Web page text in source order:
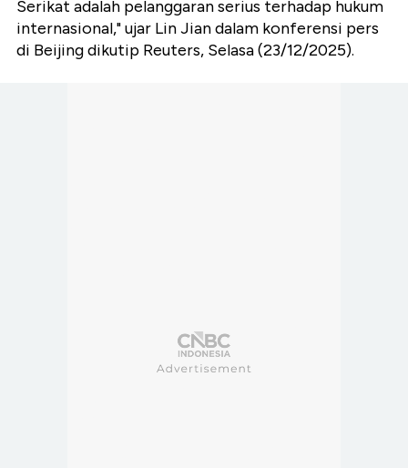
Serikat adalah pelanggaran serius terhadap hukum
internasional," ujar Lin Jian dalam konferensi pers
di Beijing dikutip Reuters, Selasa (23/12/2025).